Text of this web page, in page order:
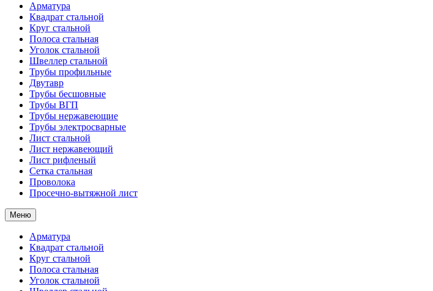
Арматура
Квадрат стальной
Круг стальной
Полоса стальная
Уголок стальной
Швеллер стальной
Трубы профильные
Двутавр
Трубы бесшовные
Трубы ВГП
Трубы нержавеющие
Трубы электросварные
Лист стальной
Лист нержавеющий
Лист рифленый
Сетка стальная
Проволока
Просечно-вытяжной лист
Меню
Арматура
Квадрат стальной
Круг стальной
Полоса стальная
Уголок стальной